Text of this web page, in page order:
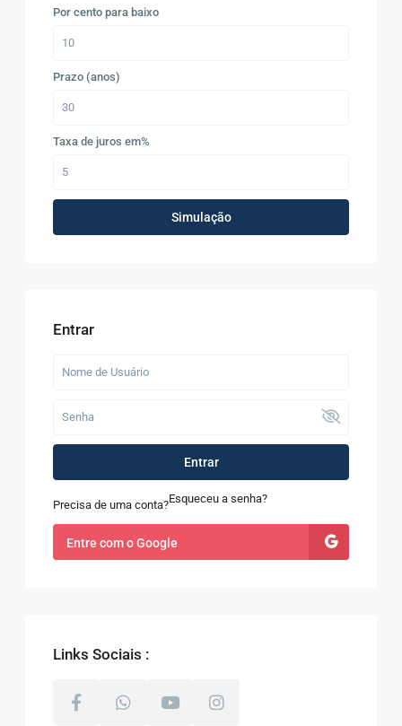
Por cento para baixo
Prazo (anos)
Taxa de juros em%
Simulação
Entrar
Entrar
Precisa de uma conta?Esqueceu a senha?
Entre com o Google
Links Sociais :